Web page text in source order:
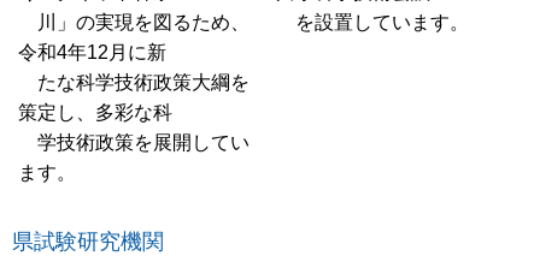
川」の実現を図るため、
令和4年12月に新
たな科学技術政策大綱を
策定し、多彩な科
学技術政策を展開してい
ます。
を設置しています。
県試験研究機関